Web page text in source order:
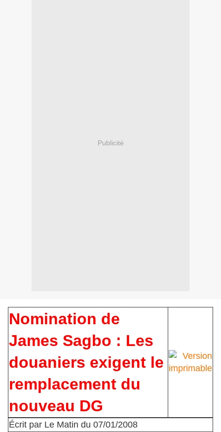
Publicité
Nomination de
James Sagbo : Les
douaniers exigent le
remplacement du
nouveau DG
Écrit par Le Matin du 07/01/2008